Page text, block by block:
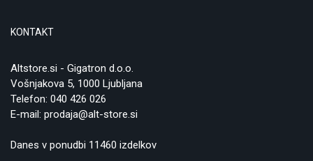
KONTAKT
Altstore.si - Gigatron d.o.o.
Vošnjakova 5, 1000 Ljubljana
Telefon: 040 426 026
E-mail: prodaja@alt-store.si
Danes v ponudbi 11460 izdelkov